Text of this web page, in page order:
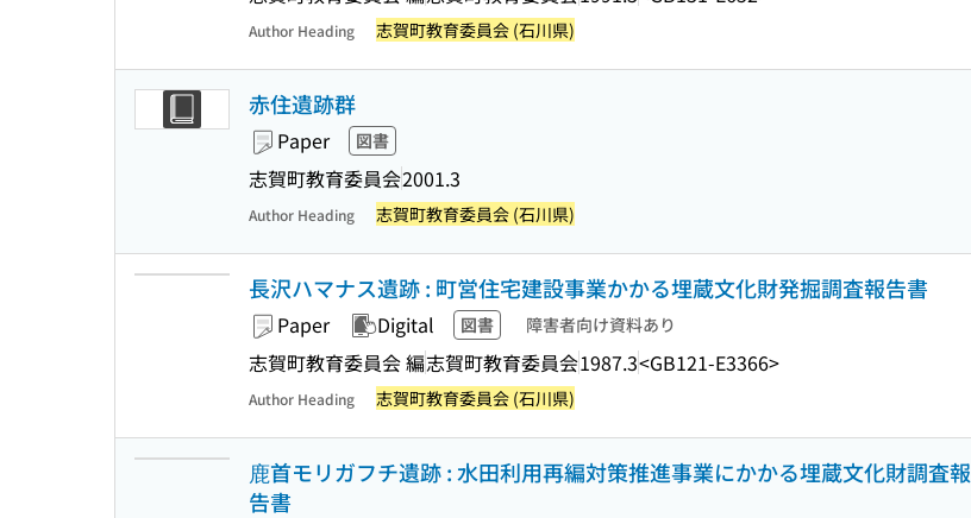
Author Heading 志賀町教育委員会 (石川県)
赤住遺跡群
Paper 図書
志賀町教育委員会2001.3
Author Heading 志賀町教育委員会 (石川県)
長沢ハマナス遺跡 : 町営住宅建設事業かかる埋蔵文化財発掘調査報告書
Paper Digital 図書 障害者向け資料あり
志賀町教育委員会 編志賀町教育委員会1987.3<GB121-E3366>
Author Heading 志賀町教育委員会 (石川県)
鹿首モリガフチ遺跡 : 水田利用再編対策推進事業にかかる埋蔵文化財調査報
告書